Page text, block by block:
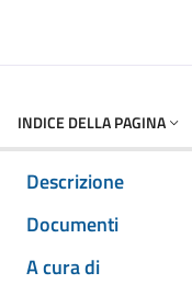
INDICE DELLA PAGINA
Descrizione
Documenti
A cura di